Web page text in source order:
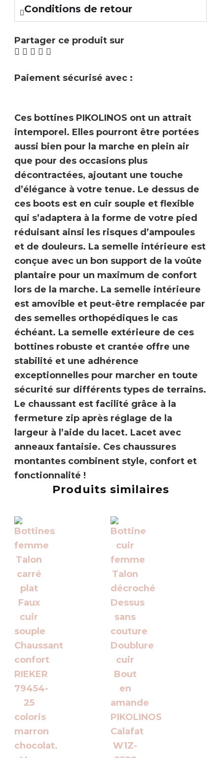
Conditions de retour
Partager ce produit sur
Paiement sécurisé avec :
Ces bottines PIKOLINOS ont un attrait
intemporel. Elles pourront être portées
aussi bien pour la marche en plein air
que pour des occasions plus
décontractées, ajoutant une touche
d’élégance à votre tenue. Le dessus de
ces boots est en cuir souple et flexible
qui s’adaptera à la forme de votre pied
réduisant ainsi les risques d’ampoules
et de douleurs. La semelle intérieure est
conçue avec un bon support de la voûte
plantaire pour un maximum de confort
lors de la marche. La semelle intérieure
est amovible et peut-être remplacée par
des semelles orthopédiques le cas
échéant. La semelle extérieure de ces
bottines robuste et crantée offre une
stabilité et une adhérence
exceptionnelles pour marcher en toute
sécurité sur différents types de terrains.
Le chaussant est facilité grâce à la
fermeture zip après réglage de la
largeur à l’aide du lacet. Lacet avec
anneaux fantaisie. Ces chaussures
montantes combinent style, confort et
fonctionnalité !
Produits similaires